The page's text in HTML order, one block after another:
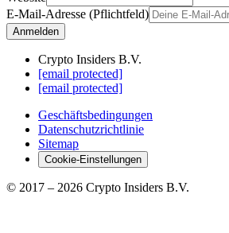
E-Mail-Adresse (Pflichtfeld)
Anmelden
Crypto Insiders B.V.
[email protected]
[email protected]
Geschäftsbedingungen
Datenschutzrichtlinie
Sitemap
Cookie-Einstellungen
© 2017 – 2026 Crypto Insiders B.V.